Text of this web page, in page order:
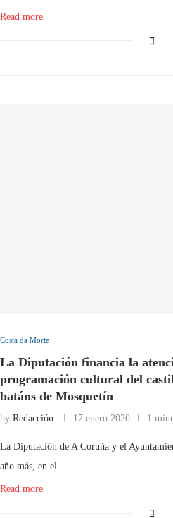
Read more
Costa da Morte
La Diputación financia la
programación cultural del
batáns de Mosquetín
by Redacción 17 enero 2020 1
La Diputación de A Coruña y el
año más, en el …
Read more